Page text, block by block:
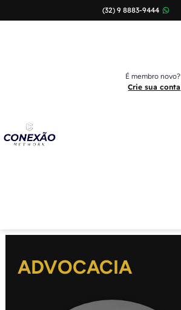
(32) 9 8883-9444
É membro novo?
Crie sua conta
ADVOCACIA